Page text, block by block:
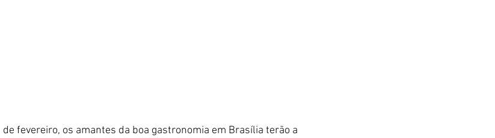
fevereiro, os amantes da boa gastronomia em Brasília terão a